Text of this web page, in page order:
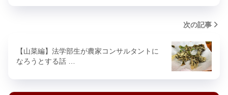
次の記事
【山菜編】法学部生が農家コンサルタントに
なろうとする話 …